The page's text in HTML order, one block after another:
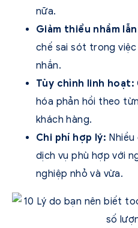
nữa.
Giảm thiểu nhầm
chế sai sót trong
nhắn.
Tùy chỉnh linh hoạt:
hóa phản hồi theo
khách hàng.
Chi phí hợp lý:
dịch vụ phù hợp với
nghiệp nhỏ và vừa.